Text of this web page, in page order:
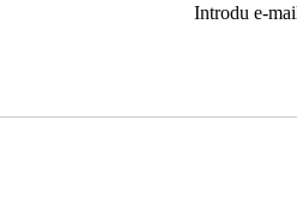
Introdu e-